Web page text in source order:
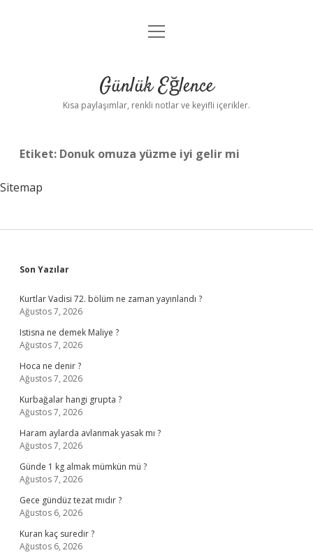
Anasayfa
Yasal Uyarı
menüyü
Günlük Eğlence
Kısa paylaşımlar, renkli notlar ve keyifli içerikler.
Etiket: Donuk omuza yüzme iyi gelir mi
Sitemap
Sidebar
Son Yazılar
Kurtlar Vadisi 72. bölüm ne zaman yayınlandı ?
Ağustos 7, 2026
Istisna ne demek Maliye ?
Ağustos 7, 2026
Hoca ne denir ?
Ağustos 7, 2026
Kurbağalar hangi grupta ?
Ağustos 7, 2026
Haram aylarda avlanmak yasak mı ?
Ağustos 7, 2026
Günde 1 kg almak mümkün mü ?
Ağustos 7, 2026
Gece gündüz tezat mıdır ?
Ağustos 6, 2026
Kuran kaç suredir ?
Ağustos 6, 2026